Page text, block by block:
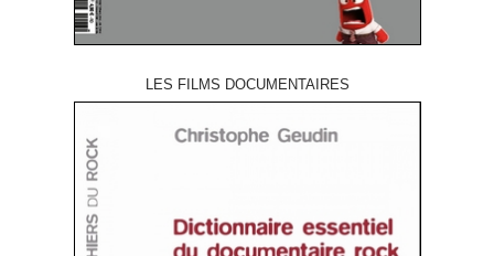
LES FILMS DOCUMENTAIRES